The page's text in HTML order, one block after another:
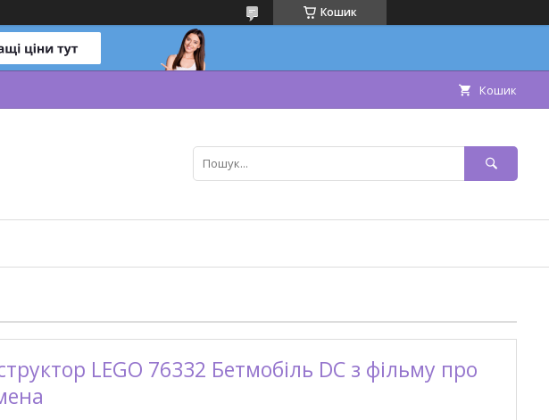
Кошик
Кошик
LEGO 76332 Бетмобіль DC з фільму про